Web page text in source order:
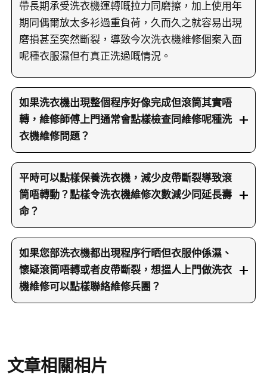
帶長期承受洗衣機運轉嘅拉力同磨擦，加上使用年
期同偶爾放太多衫過重負荷，久而久之就容易出現
磨損甚至突然斷裂，導致今次洗衣機維修個案入面
呢種衣服濕但冇真正洗過嘅情況。
如果洗衣機出現整個程序好像完成但滾筒其實唔
轉，維修師傅上門通常會點樣檢查同維修呢種洗
衣機維修問題？
當洗衣機出現程序行晒但衣服仍然濕、滾筒唔轉呢
類情況，兵團師傅上門會先同客人詳細傾清楚故障
表現，例如有冇異常聲、入水排水是否正常、係咪
每個程序都咁等。之後會手動轉動滾筒，感受有冇
正常阻力，因為正常情況滾筒應該會畀皮帶同摩打
咁，就會懷疑皮帶問題。下一步會拆開機背或機底
外殼，目視檢查皮帶有冇甩位、變形或者斷裂，同
時順便望一望摩打、皮帶輪同附近零件有冇異常磨
易打滑令滾筒無力），亦唔可以太緊（會增加摩打
平時可以點樣保養洗衣機，減少皮帶斷裂導致滾
筒唔轉動？點樣令洗衣機維修次數減少同延長壽
命？
要減少將來再出現滾筒唔轉、衣服洗極都唔乾淨呢
種情況，其實日常用洗衣機時可以做多幾個簡單步
驟。第一，盡量避免一次過放太多衣物，尤其是厚
毛巾、被袋、牛仔褲呢啲較重物件，過重會令皮帶
同摩打長期超負荷，加速老化甚至突然斷裂。第
有持續嘅橡膠摩擦聲、燒膠味或者滾筒有時轉有時
如果您部洗衣機都出現程序行晒但衣服仲係濕、
懷疑滾筒唔轉或者皮帶斷裂，想搵人上門做洗衣
機維修可以點樣聯絡維修兵團？
筒入面翻滾過，甚至懷疑滾筒唔轉或者皮帶出問
文章相關相片